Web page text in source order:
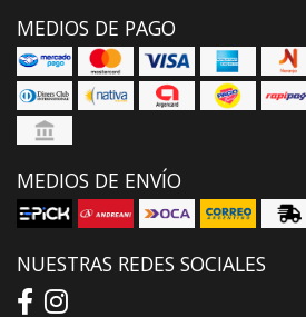
MEDIOS DE PAGO
MEDIOS DE ENVÍO
NUESTRAS REDES SOCIALES